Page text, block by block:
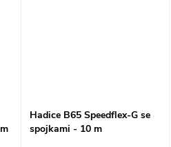
Hadice B65 Speedflex-G se
spojkami - 10 m